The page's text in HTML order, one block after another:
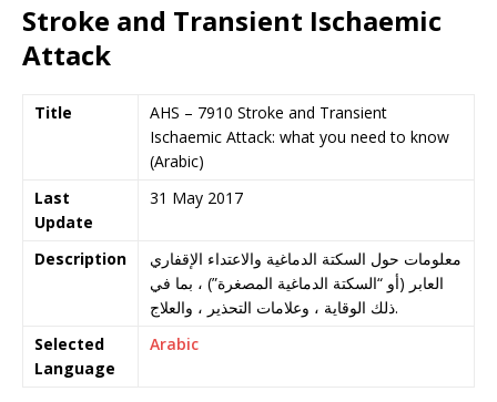
Stroke and Transient Ischaemic
Attack
Title
AHS – 7910 Stroke and Transient
Ischaemic Attack: what you need to know
(Arabic)
Last
Update
31 May 2017
Description
معلومات حول السكتة الدماغية والاعتداء الإقفاري
العابر (أو “السكتة الدماغية المصغرة”) ، بما في
ذلك الوقاية ، وعلامات التحذير ، والعلاج.
Selected
Language
Arabic